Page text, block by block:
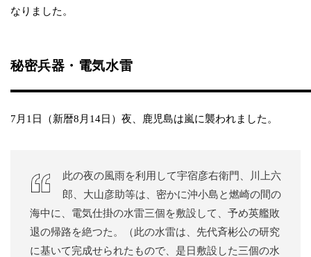
なりました。
秘密兵器・電気水雷
7月1日（新暦8月14日）夜、鹿児島は嵐に襲われました。
此の夜の風雨を利用して宇宿彦右衛門、川上六
郎、大山彦助等は、密かに沖小島と燃崎の間の
海中に、電気仕掛の水雷三個を敷設して、予め英艦敗
退の帰路を絶つた。（此の水雷は、先代斉彬公の研究
に基いて完成せられたもので、是日敷設した三個の水